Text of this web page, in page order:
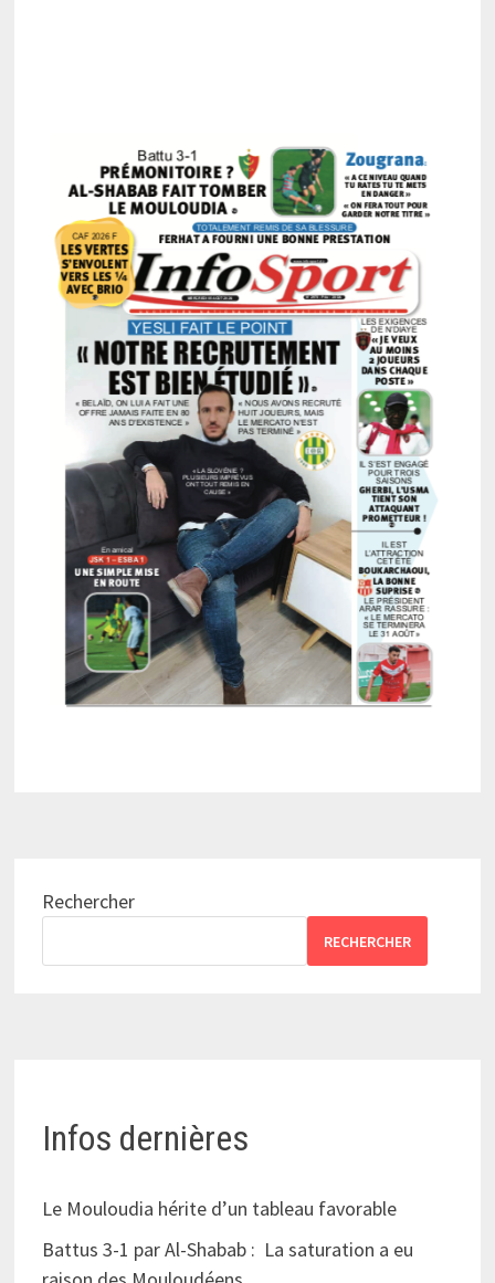
Rechercher
RECHERCHER
Infos dernières
Le Mouloudia hérite d’un tableau favorable
Battus 3-1 par Al-Shabab : La saturation a eu